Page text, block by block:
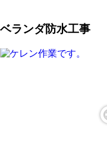
ベランダ防水工事